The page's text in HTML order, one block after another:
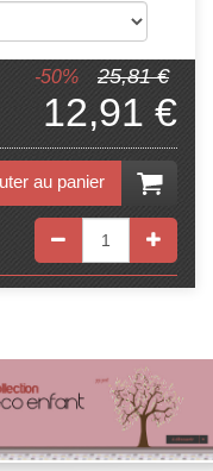
-50% 25,81 €
12,91 €
au panier